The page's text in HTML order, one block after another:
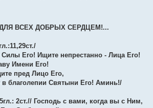
ВСЕХ ДОБРЫХ СЕРДЦЕМ!...
Его! Ищите непрестанно - Лица Его!
Имени Его!
пред Лицо Его,
в благолепии Святыни Его! Аминь!/
2ст.// Господь с вами, когда вы с Ним,